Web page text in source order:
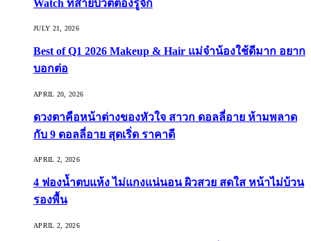
Watch ที่สายบิวตี้ต้องรู้จัก
JULY 21, 2026
Best of Q1 2026 Makeup & Hair แม่จ๋าน้องใช้ดีมาก อยาก
บอกต่อ
APRIL 20, 2026
ดวงตาคือหน้าต่างของหัวใจ สาวก ดอลลี่อาย ห้ามพลาด
กับ 9 ดอลลี่อาย สุดเริ่ด ราคาดี
APRIL 2, 2026
4 ฟองน้ำตบแห้ง ไม่แกงแน่นอน ผิวสวย สดใส หน้าไม่บ้วน
รองพื้น
APRIL 2, 2026